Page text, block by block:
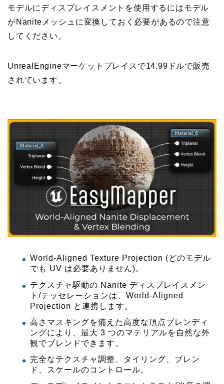
モデルにディスプレイスメントを使用するにはモデル
がNaniteメッシュに変換しておく必要があるので注意
してください。
UnrealEngineマーケットプレイスで14.99ドルで販売
されています。
World-Aligned Texture Projection (どのモデル
でも UV は必要ありません)。
テクスチャ駆動の Nanite ディスプレイスメン
ト/テッセレーションは、World-Aligned
Projection と連携します。
高さマスキングを備えた高度な頂点ブレンディ
ングにより、最大 3 つのマテリアルを自然な外
観でブレンドできます。
完全なテクスチャ調整、タイリング、ブレン
ド、スケールのコントロール。